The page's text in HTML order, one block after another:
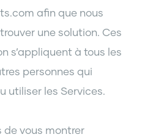
afin que nous
une solution. Ces
s’appliquent à tous les
personnes qui
utiliser les Services.
de vous montrer